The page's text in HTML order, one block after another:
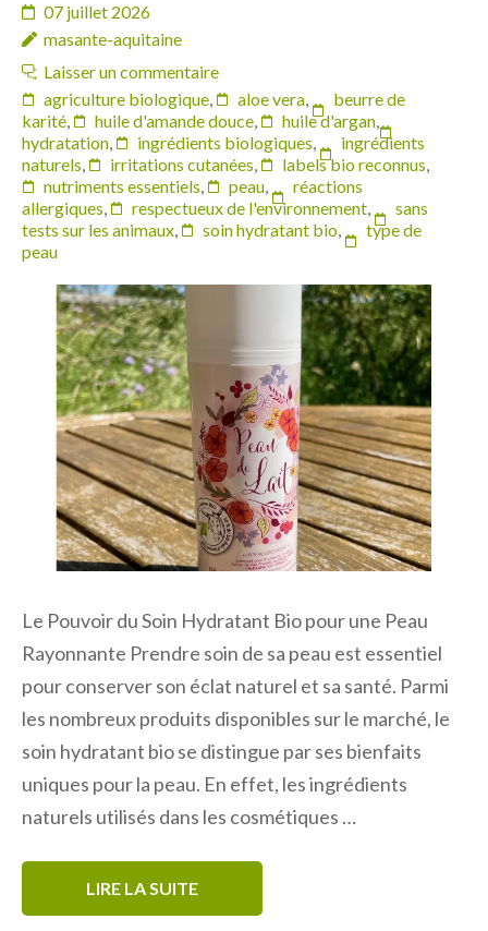
07 juillet 2026
masante-aquitaine
Laisser un commentaire
agriculture biologique, aloe vera,
beurre de
karité, huile d'amande douce, huile d'argan,
hydratation, ingrédients biologiques,
ingrédients
naturels, irritations cutanées, labels bio reconnus,
nutriments essentiels, peau,
réactions
allergiques, respectueux de l'environnement,
sans
tests sur les animaux, soin hydratant bio,
type de
peau
Le Pouvoir du Soin Hydratant Bio pour une Peau
Rayonnante Prendre soin de sa peau est essentiel
pour conserver son éclat naturel et sa santé. Parmi
les nombreux produits disponibles sur le marché, le
soin hydratant bio se distingue par ses bienfaits
uniques pour la peau. En effet, les ingrédients
naturels utilisés dans les cosmétiques …
LIRE LA SUITE